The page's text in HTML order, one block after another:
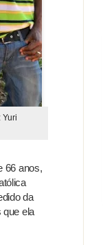
Yuri
66 anos,
da
que ela